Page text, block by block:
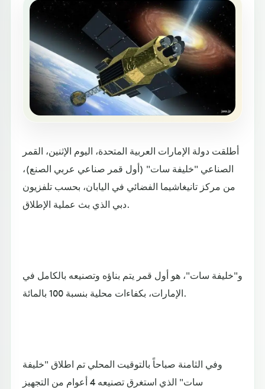
أطلقت دولة الإمارات العربية المتحدة، اليوم الإثنين، القمر
الصناعي "خليفة سات" (أول قمر صناعي عربي الصنع)،
من مركز تانيغاشيما الفضائي في اليابان، بحسب تلفزيون
دبي الذي بث عملية الإطلاق.
و"خليفة سات"، هو أول قمر يتم بناؤه وتصنيعه بالكامل في
الإمارات، بكفاءات محلية بنسبة 100 بالمائة.
وفي الثامنة صباحاً بالتوقيت المحلي تم اطلاق "خليفة
سات" الذي استغرق تصنيعه 4 أعوام من التجهيز